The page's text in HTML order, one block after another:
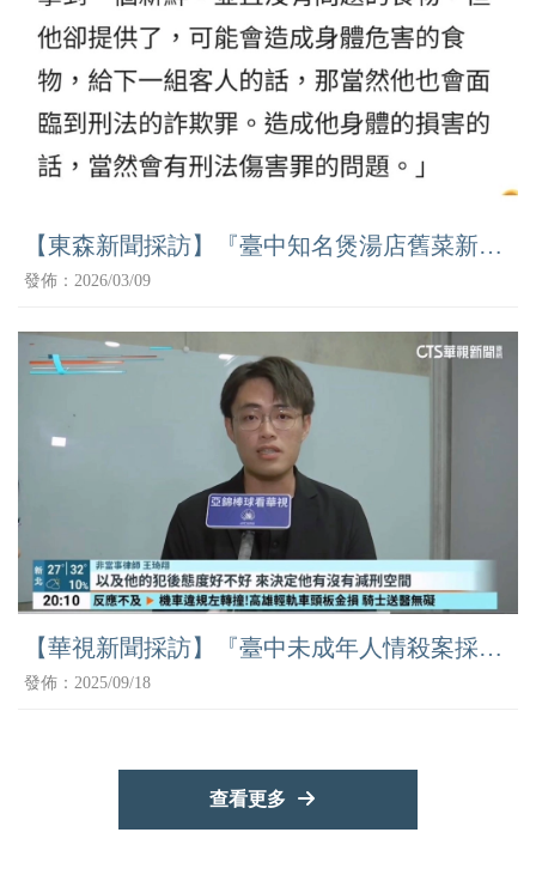
【東森新聞採訪】『臺中知名煲湯店舊菜新
賣』
發佈：2026/03/09
【華視新聞採訪】『臺中未成年人情殺案採訪
報導』
發佈：2025/09/18
查看更多